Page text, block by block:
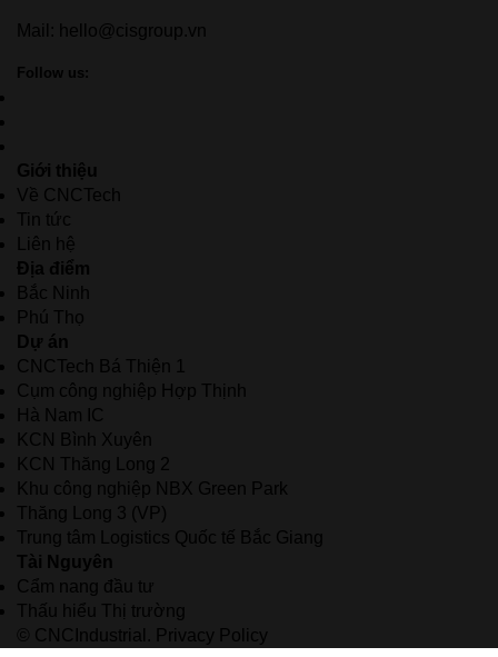
Mail: hello@cisgroup.vn
Follow us:
Giới thiệu
Về CNCTech
Tin tức
Liên hệ
Địa điểm
Bắc Ninh
Phú Thọ
Dự án
CNCTech Bá Thiện 1
Cụm công nghiệp Hợp Thịnh
Hà Nam IC
KCN Bình Xuyên
KCN Thăng Long 2
Khu công nghiệp NBX Green Park
Thăng Long 3 (VP)
Trung tâm Logistics Quốc tế Bắc Giang
Tài Nguyên
Cẩm nang đầu tư
Thấu hiểu Thị trường
© CNCIndustrial. Privacy Policy